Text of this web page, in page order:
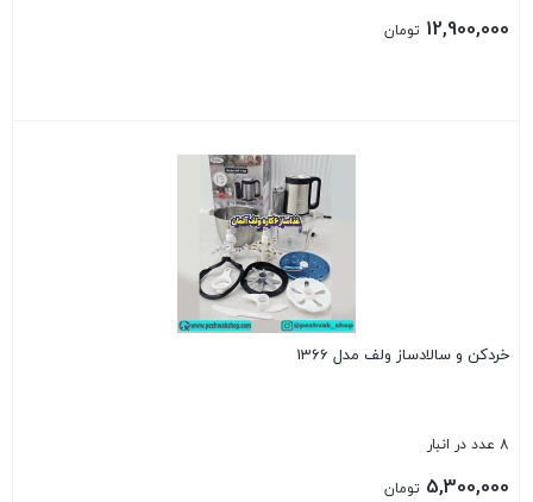
12,900,000 تومان
خردکن و سالادساز ولف مدل 1366
8 عدد در انبار
5,300,000 تومان